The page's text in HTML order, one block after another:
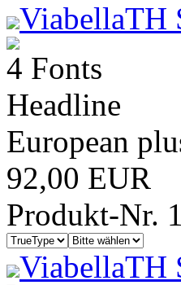
ViabellaTH
4 Fonts
Headline
European
92,00 EUR
Produkt-Nr.
ViabellaTH